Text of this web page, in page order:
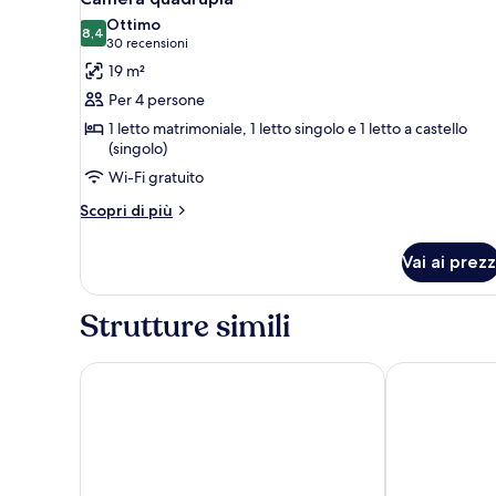
tutte
le
foto
per
Camera
quadrupla
8,48,4 su 10
Ottimo
30 recensioni
(30
recensioni)
19 m²
Per 4 persone
1 letto matrimoniale, 1 letto singolo e 1 letto a castello
(singolo)
Wi-Fi gratuito
Scopri di più
Altri
quadrupla
Vai ai
Strutture simili
Kyriad Poitiers Jules Verne Site du Futuroscope
Première